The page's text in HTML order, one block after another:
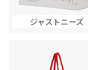
ジャストニーズ